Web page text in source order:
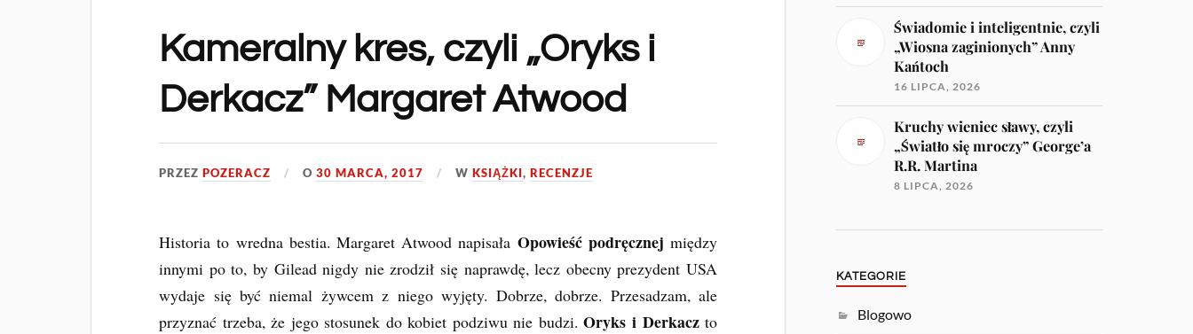
Kameralny kres, czyli „Oryks i
Derkacz” Margaret Atwood
PRZEZPOZERACZ O30 MARCA, 2017 WKSIĄŻKI,RECENZJE
Historia to wredna bestia. Margaret Atwood napisała Opowieść podręcznej między
innymi po to, by Gilead nigdy nie zrodził się naprawdę, lecz obecny prezydent USA
wydaje się być niemal żywcem z niego wyjęty. Dobrze, dobrze. Przesadzam, ale
przyznać trzeba, że jego stosunek do kobiet podziwu nie budzi.Oryks i Derkaczto
Świadomie i inteligentnie, czyli
„Wiosna zaginionych” Anny
Kańtoch
16 LIPCA, 2026
Kruchy wieniec sławy, czyli
„Światło się mroczy” George’a
R.R. Martina
8 LIPCA, 2026
KATEGORIE
Blogowo